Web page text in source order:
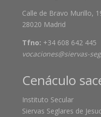
Calle de Bravo Murillo,
28020 Madrid
Tfno: +34 608 642 445
vocaciones@siervas-
Cenáculo
Instituto Secular
Siervas Seglares de